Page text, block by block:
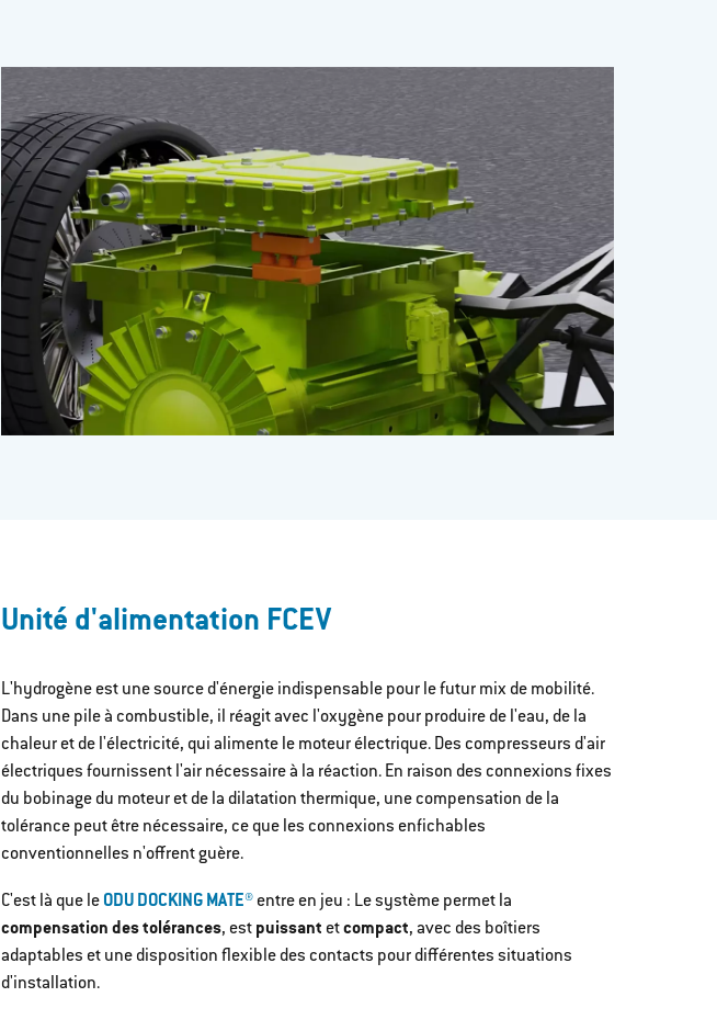
Unité d'alimentation FCEV
L'hydrogène est une source d'énergie indispensable pour le futur mix de mobilité.
Dans une pile à combustible, il réagit avec l'oxygène pour produire de l'eau, de la
chaleur et de l'électricité, qui alimente le moteur électrique. Des compresseurs d'air
électriques fournissent l'air nécessaire à la réaction. En raison des connexions fixes
du bobinage du moteur et de la dilatation thermique, une compensation de la
tolérance peut être nécessaire, ce que les connexions enfichables
conventionnelles n'offrent guère.
C'est là que le ODU DOCKING MATE® entre en jeu : Le système permet la
compensation des tolérances, est puissant etcompact, avec des boîtiers
adaptables et une disposition flexible des contacts pour différentes situations
d'installation.